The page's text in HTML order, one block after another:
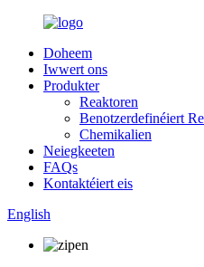
Doheem
Iwwert ons
Produkter
Reaktoren
Benotzerdefinéiert
Chemikalien
Neiegkeeten
FAQs
Kontaktéiert eis
English